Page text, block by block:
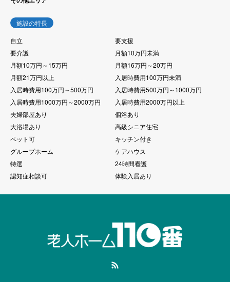
施設の特長
自立
要支援
要介護
月額10万円未満
月額10万円～15万円
月額16万円～20万円
月額21万円以上
入居時費用100万円未満
入居時費用100万円～500万円
入居時費用500万円～1000万円
入居時費用1000万円～2000万円
入居時費用2000万円以上
夫婦部屋あり
個浴あり
大浴場あり
高級シニア住宅
ペット可
キッチン付き
グループホーム
ケアハウス
特選
24時間看護
認知症相談可
体験入居あり